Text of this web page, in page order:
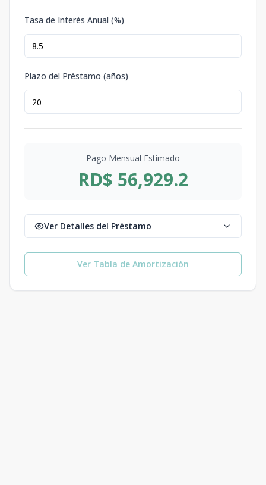
Tasa de Interés Anual (%)
Plazo del Préstamo (años)
Pago Mensual Estimado
RD$ 56,929.2
Ver Detalles del Préstamo
Ver Tabla de Amortización